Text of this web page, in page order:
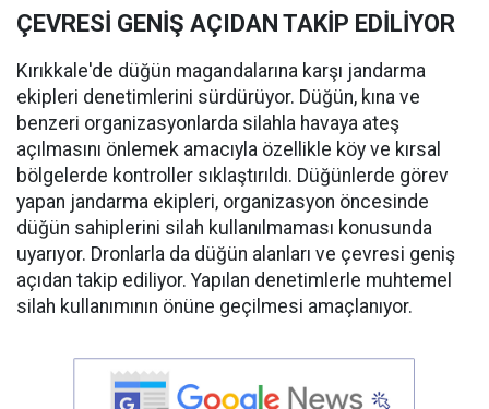
ÇEVRESİ GENİŞ AÇIDAN TAKİP EDİLİYOR
Kırıkkale'de düğün magandalarına karşı jandarma
ekipleri denetimlerini sürdürüyor. Düğün, kına ve
benzeri organizasyonlarda silahla havaya ateş
açılmasını önlemek amacıyla özellikle köy ve kırsal
bölgelerde kontroller sıklaştırıldı. Düğünlerde görev
yapan jandarma ekipleri, organizasyon öncesinde
düğün sahiplerini silah kullanılmaması konusunda
uyarıyor. Dronlarla da düğün alanları ve çevresi geniş
açıdan takip ediliyor. Yapılan denetimlerle muhtemel
silah kullanımının önüne geçilmesi amaçlanıyor.